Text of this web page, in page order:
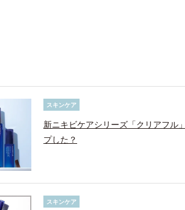
スキンケア
新ニキビケアシリーズ「クリアフル
プした？
スキンケア